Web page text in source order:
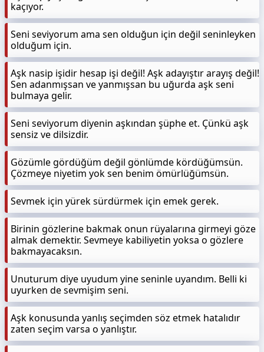
kaçıyor.
Seni seviyorum ama sen olduğun için değil seninleyken
olduğum için.
Aşk nasip işidir hesap işi değil! Aşk adayıştır arayış değil!
Sen adanmışsan ve yanmışsan bu uğurda aşk seni
bulmaya gelir.
Seni seviyorum diyenin aşkından şüphe et. Çünkü aşk
sensiz ve dilsizdir.
Gözümle gördüğüm değil gönlümde kördüğümsün.
Çözmeye niyetim yok sen benim ömürlüğümsün.
Sevmek için yürek sürdürmek için emek gerek.
Birinin gözlerine bakmak onun rüyalarına girmeyi göze
almak demektir. Sevmeye kabiliyetin yoksa o gözlere
bakmayacaksın.
Unuturum diye uyudum yine seninle uyandım. Belli ki
uyurken de sevmişim seni.
Aşk konusunda yanlış seçimden söz etmek hatalıdır
zaten seçim varsa o yanlıştır.